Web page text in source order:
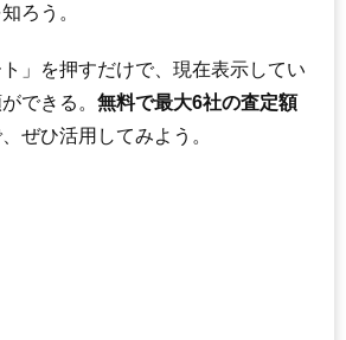
ろう。
ト」を押すだけで、現在表示してい
できる。 無料で最大6社の査定額
ぜひ活用してみよう。